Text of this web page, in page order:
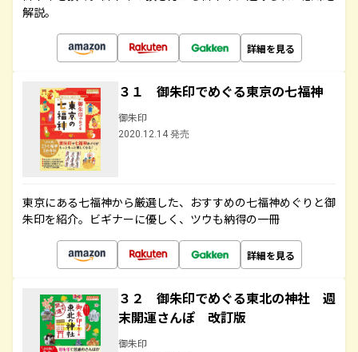
解説。
詳細を見る
３１ 御朱印でめぐる東京の七福神
御朱印
2020.12.14 発売
東京にある七福神から厳選した、おすすめの七福神めぐりと御
朱印を紹介。ビギナーに優しく、ツウも納得の一冊
詳細を見る
３２ 御朱印でめぐる東北の神社 週
末開運さんぽ 改訂版
御朱印